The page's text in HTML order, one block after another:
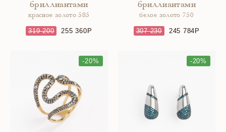
бриллиантами
красное золото 585
319 200 255 360
бриллиантами
белое золото 750
307 230 245 784
-20% -20%